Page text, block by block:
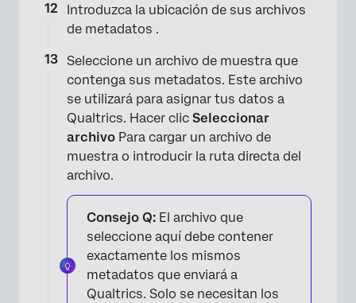
×
Introduzca la ubicación de sus archivos
de metadatos .
Seleccione un archivo de muestra que
contenga sus metadatos. Este archivo
se utilizará para asignar tus datos a
Qualtrics. Hacer clic Seleccionar
archivo Para cargar un archivo de
muestra o introducir la ruta directa del
archivo.
Consejo Q: El archivo que
seleccione aquí debe contener
exactamente los mismos
metadatos que enviará a
Qualtrics. Solo se necesitan los